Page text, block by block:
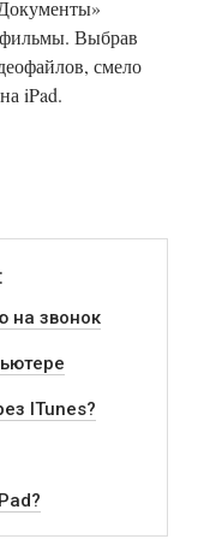
фильмы. Выбрав
смело
iPad.
на звонок
ITunes?